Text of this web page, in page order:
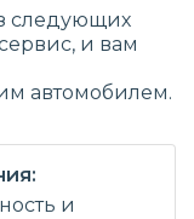
следующих
и вам
автомобилем.
и